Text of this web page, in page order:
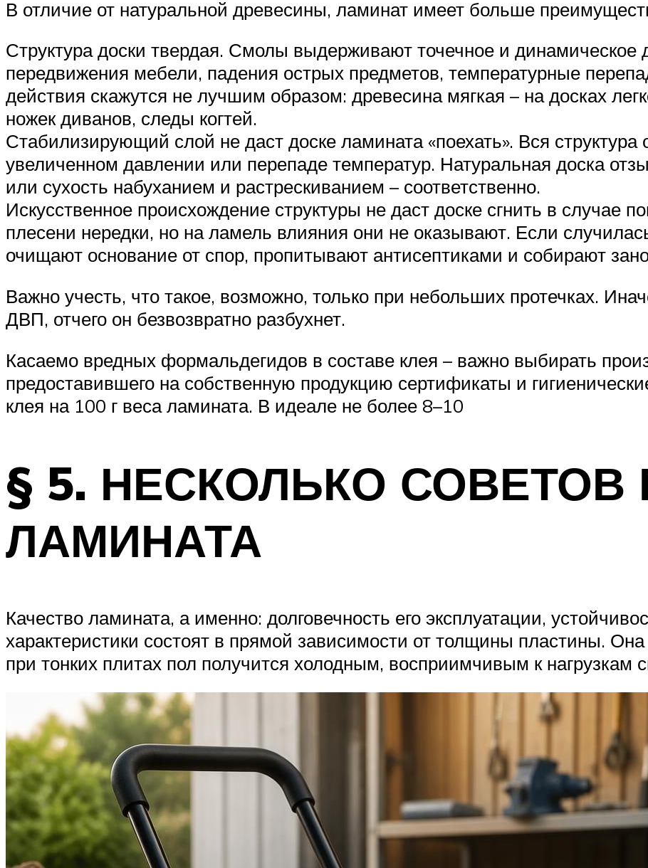
В отличие от натуральной древесины, ламинат имеет больше
Структура доски твердая. Смолы выдерживают точечное и динамическое
передвижения мебели, падения острых предметов, температурные
действия скажутся не лучшим образом: древесина мягкая – на досках
ножек диванов, следы когтей.
Стабилизирующий слой не даст доске ламината «поехать». Вся структура
увеличенном давлении или перепаде температур. Натуральная доска
или сухость набуханием и растрескиванием – соответственно.
Искусственное происхождение структуры не даст доске сгнить в случае
плесени нередки, но на ламель влияния они не оказывают. Если
очищают основание от спор, пропитывают антисептиками и собирают
Важно учесть, что такое, возможно, только при небольших протечках.
ДВП, отчего он безвозвратно разбухнет.
Касаемо вредных формальдегидов в составе клея – важно выбирать
предоставившего на собственную продукцию сертификаты и
клея на 100 г веса ламината. В идеале не более 8–10
§ 5. НЕСКОЛЬКО
ЛАМИНАТА
Качество ламината, а именно: долговечность его эксплуатации,
характеристики состоят в прямой зависимости от толщины пластины.
при тонких плитах пол получится холодным, восприимчивым к нагрузкам